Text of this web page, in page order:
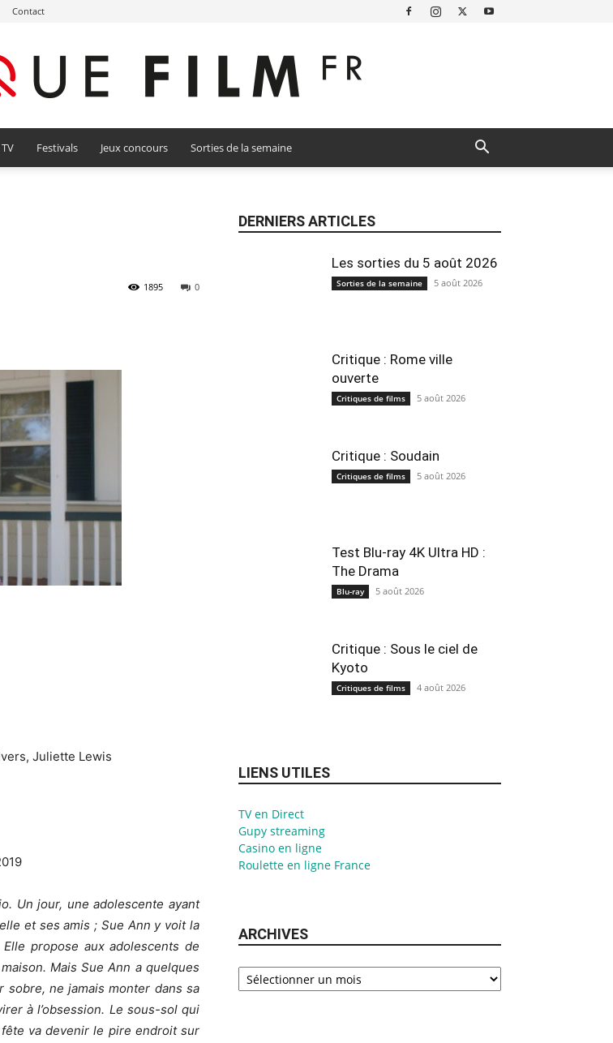
Contact
Festivals Jeux concours Sorties de la semaine
0
1895
Juliette Lewis
Un jour, une adolescente ayant
et ses amis ; Sue Ann y voit la
propose aux adolescents de
Mais Sue Ann a quelques
sobre, ne jamais monter dans sa
à l’obsession. Le sous-sol qui
va devenir le pire endroit sur
DERNIERS ARTICLES
Les sorties du 5 août 2026
Sorties de la semaine 5 août 2026
Critique : Rome ville
ouverte
Critiques de films 5 août 2026
Critique : Soudain
Critiques de films 5 août 2026
Test Blu-ray 4K Ultra HD :
The Drama
Blu-ray 5 août 2026
Critique : Sous le ciel de
Kyoto
Critiques de films 4 août 2026
LIENS UTILES
TV en Direct
Gupy streaming
Casino en ligne
Roulette en ligne France
ARCHIVES
Archives